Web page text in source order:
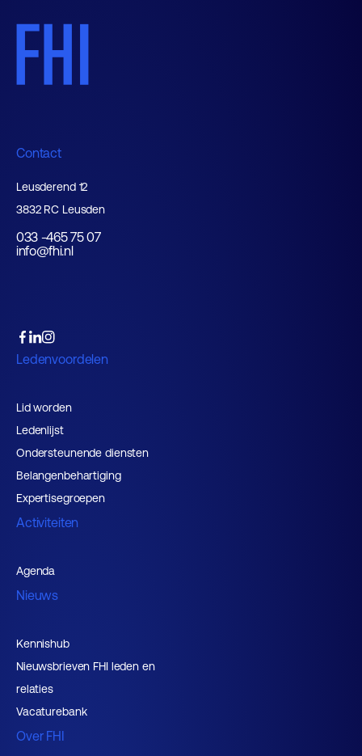
Contact
Leusderend 12
3832 RC Leusden
033 -465 75 07
info@fhi.nl
Ledenvoordelen
Lid worden
Ledenlijst
Ondersteunende diensten
Belangenbehartiging
Expertisegroepen
Activiteiten
Agenda
Nieuws
Kennishub
Nieuwsbrieven FHI leden en
relaties
Vacaturebank
Over FHI